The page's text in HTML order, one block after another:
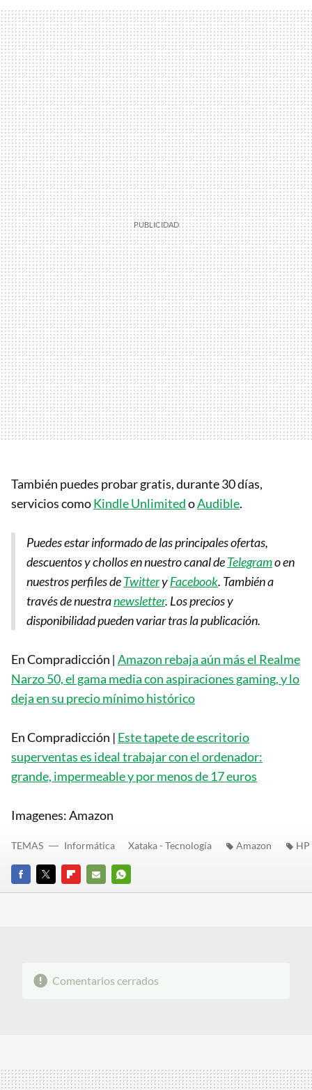
También puedes probar gratis, durante 30 días,
servicios comoKindle UnlimitedoAudible.
Puedes estar informado de las principales ofertas,
descuentos y chollos en nuestro canal deTelegramo en
nuestros perfiles deTwitteryFacebook. También a
través de nuestranewsletter. Los precios y
disponibilidad pueden variar tras la publicación.
En Compradicción | Amazon rebaja aún más el Realme
Narzo 50, el gama media con aspiraciones gaming, y lo
deja en su precio mínimo histórico
En Compradicción | Este tapete de escritorio
superventas es ideal trabajar con el ordenador:
grande, impermeable y por menos de 17 euros
Imagenes: Amazon
FACEBOOK
TWITTERFLIPBOARD
E-
WHATSAPP
TEMAS Informática Xataka - Tecnología Amazon HP
Comentarios cerrados